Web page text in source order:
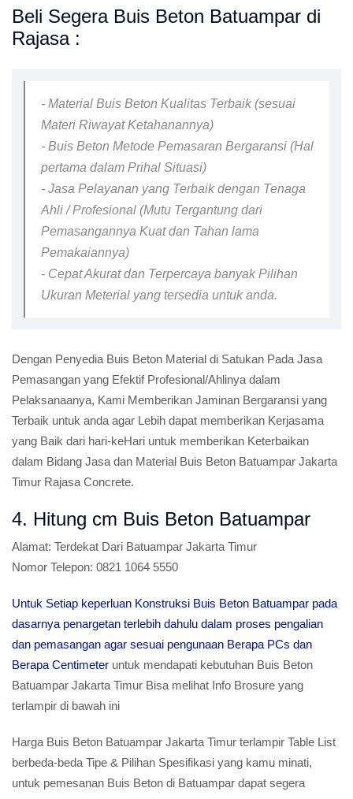
Beli Segera Buis Beton Batuampar di
Rajasa :
- Material Buis Beton Kualitas Terbaik (sesuai
Materi Riwayat Ketahanannya)
- Buis Beton Metode Pemasaran Bergaransi (Hal
pertama dalam Prihal Situasi)
- Jasa Pelayanan yang Terbaik dengan Tenaga
Ahli / Profesional (Mutu Tergantung dari
Pemasangannya Kuat dan Tahan lama
Pemakaiannya)
- Cepat Akurat dan Terpercaya banyak Pilihan
Ukuran Meterial yang tersedia untuk anda.
Dengan Penyedia Buis Beton Material di Satukan Pada Jasa
Pemasangan yang Efektif Profesional/Ahlinya dalam
Pelaksanaanya, Kami Memberikan Jaminan Bergaransi yang
Terbaik untuk anda agar Lebih dapat memberikan Kerjasama
yang Baik dari hari-keHari untuk memberikan Keterbaikan
dalam Bidang Jasa dan Material Buis Beton Batuampar Jakarta
Timur Rajasa Concrete.
4. Hitung cm Buis Beton Batuampar
Alamat: Terdekat Dari Batuampar Jakarta Timur
Nomor Telepon: 0821 1064 5550
Untuk Setiap keperluan Konstruksi Buis Beton Batuampar pada
dasarnya penargetan terlebih dahulu dalam proses pengalian
dan pemasangan agar sesuai pengunaan Berapa PCs dan
Berapa Centimeter untuk mendapati kebutuhan Buis Beton
Batuampar Jakarta Timur Bisa melihat Info Brosure yang
terlampir di bawah ini
Harga Buis Beton Batuampar Jakarta Timur terlampir Table List
berbeda-beda Tipe & Pilihan Spesifikasi yang kamu minati,
untuk pemesanan Buis Beton di Batuampar dapat segera